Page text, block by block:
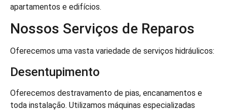
apartamentos e edifícios.
Nossos Serviços de Reparos
Oferecemos uma vasta variedade de serviços hidráulicos:
Desentupimento
Oferecemos destravamento de pias, encanamentos e
toda instalação. Utilizamos máquinas especializadas